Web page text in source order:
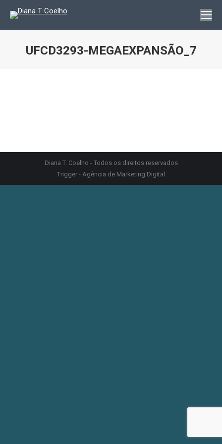
UFCD3293-MEGAEXPANSÃO_7
Diana T. Coelho - Todos os direitos reservados
Trigger - Agência de Marketing Digital